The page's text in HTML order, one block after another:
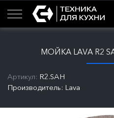
МОЙКА LAVA R2
Артикул: R2.SAH
Производитель: Lava